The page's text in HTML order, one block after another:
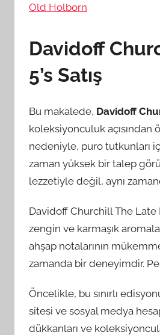
Old Holborn
Davidoff
5’s Satış
Bu makalede, Davidoff
koleksiyonculuk açısından
nedeniyle, puro tutkunları
zaman yüksek bir talep
lezzetiyle değil, aynı
Davidoff Churchill The
zengin ve karmaşık
ahşap notalarının
zamanda bir deneyimdir.
Öncelikle, bu sınırlı
sitesi ve sosyal medya
dükkanları ve